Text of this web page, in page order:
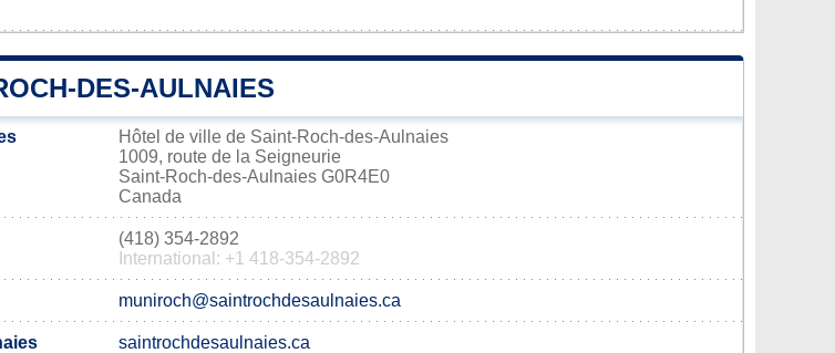
DES-AULNAIES
Hôtel de ville de Saint-Roch-des-Aulnaies
1009, route de la Seigneurie
Saint-Roch-des-Aulnaies G0R4E0
Canada
(418) 354-2892
International: +1 418-354-2892
muniroch@saintrochdesaulnaies.ca
saintrochdesaulnaies.ca